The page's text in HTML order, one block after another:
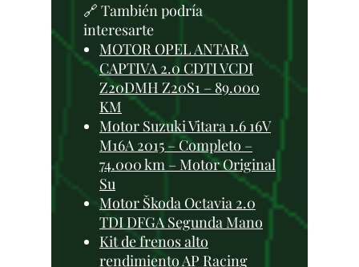
🔗 También podría
interesarte
MOTOR OPEL ANTARA
CAPTIVA 2.0 CDTI VCDI
Z20DMH Z20S1 – 89.000
KM
Motor Suzuki Vitara 1.6 16V
M16A 2015 – Completo –
74.000 km – Motor Original
Su
Motor Škoda Octavia 2.0
TDI DFGA Segunda Mano
Kit de frenos alto
rendimiento AP Racing